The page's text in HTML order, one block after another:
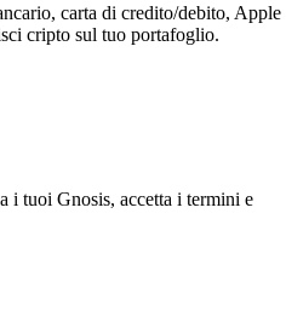
carta di credito/debito, Apple
cripto sul tuo portafoglio.
i tuoi Gnosis, accetta i termini e